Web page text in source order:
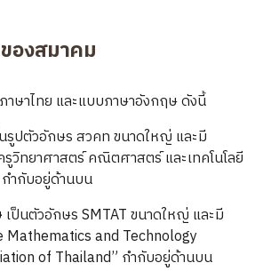
องสมาคม
ษาไทย และแบบภาษาอังกฤษ ดังนี้
รูปตัวอักษร สวคท ขนาดใหญ่ และมี
วิทยาศาสตร์ คณิตศาสตร์ และเทคโนโลยี
ำกับอยู่ด้านบน
เป็นตัวอักษร SMTAT ขนาดใหญ่ และมี
Mathematics and Technology
of Thailand” กำกับอยู่ด้านบน